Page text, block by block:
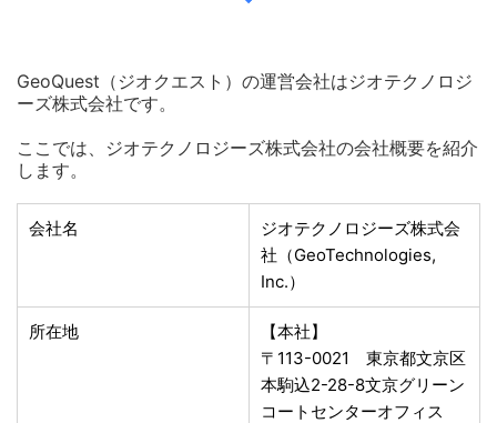
GeoQuest（ジオクエスト）の運営会社はジオテクノロジ
ーズ株式会社です。
ここでは、ジオテクノロジーズ株式会社の会社概要を紹介
します。
会社名
ジオテクノロジーズ株式会
社（GeoTechnologies,
Inc.）
所在地
【本社】
〒113-0021 東京都文京区
本駒込2-28-8文京グリーン
コートセンターオフィス